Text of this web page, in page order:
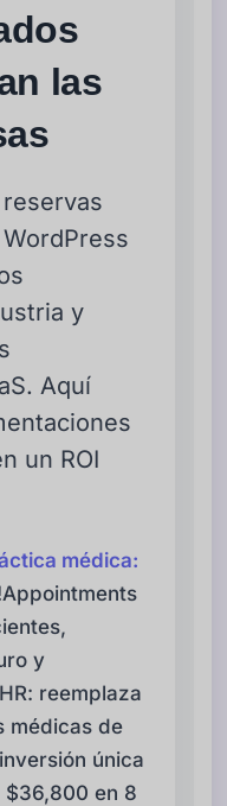
las
y
Aquí
un ROI
médica:
y
reemplaza
médicas de
única
en 8